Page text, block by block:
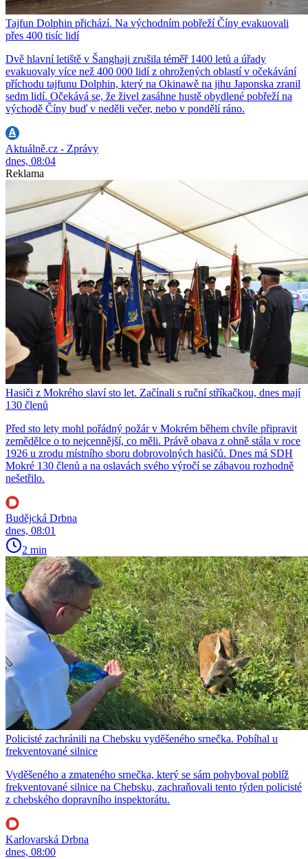
Tajfun Dolphin přichází. Na východním pobřeží Číny evakuovali
přes 400 tisíc lidí
Dvě hlavní letiště v Šanghaji zrušila téměř 1400 letů a úřady
evakuovaly více než 400 000 lidí z ohrožených oblastí v očekávání
příchodu tajfunu Dolphin, který na Okinawě na jihu Japonska zranil
sedm lidí. Očekává se, že živel zasáhne hustě obydlené pobřeží na
východě Číny buď v neděli večer, nebo v pondělí ráno.
Aktuálně.cz - Zprávy
dnes, 08:04
Reklama
Hasiči z Mokrého slaví sto let. Začínali s ruční stříkačkou, dnes mají
130 členů
Před sto lety mohl pořádný požár v Mokrém během chvíle připravit
zemědělce o to nejcennější, co měli. Právě obava z ohně stála v roce
1926 u zrodu místního sboru dobrovolných hasičů. Dnes má SDH
Mokré 130 členů a na oslavách svého výročí se zábavou rozhodně
nešetřilo.
Budějcká Drbna
dnes, 08:01
2 min
Policisté zachránili na Chebsku vyděšeného srnečka. Pobíhal u
frekventované silnice
Vyděšeného a zmateného srnečka, který se sám pohyboval poblíž
frekventované silnice na Chebsku, zachraňovali tento týden policisté
z chebského dopravního inspektorátu.
Karlovarská Drbna
dnes, 08:00